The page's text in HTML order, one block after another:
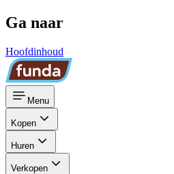
Ga naar
Hoofdinhoud
Menu
Kopen
Huren
Verkopen